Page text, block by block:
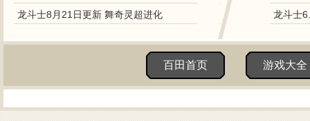
龙斗士8月21日更新 舞奇灵超进化
龙斗士
百田首页 游戏大全